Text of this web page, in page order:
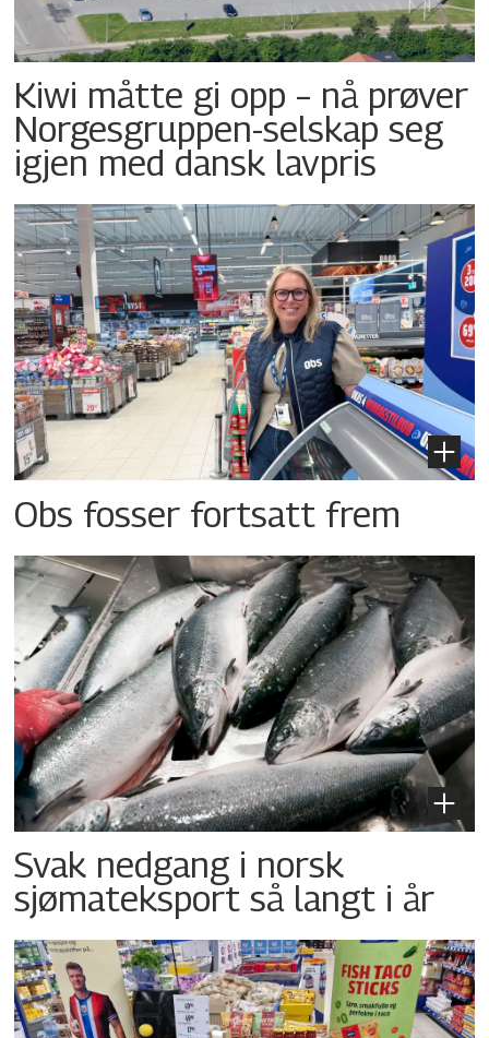
Kiwi måtte gi opp – nå prøver
Norgesgruppen-selskap seg
igjen med dansk lavpris
Obs fosser fortsatt frem
Svak nedgang i norsk
sjømateksport så langt i år